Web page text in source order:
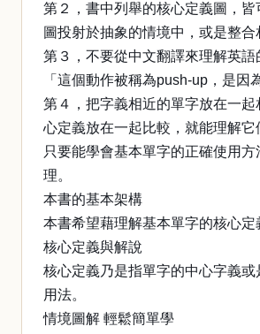
第２，書中列舉的核心定義圖，
圖投射於抽象的情境中，或是整
第３，不要從中文翻譯來理解英
「這個動作被稱為push-up，是
第４，把字義相近的單字放在一
心定義放在一起比較，就能理解它
只要能學會基本單字的正確使用
理。
本書的基本架構
本書希望藉理解基本單字的核心
核心定義與解說
核心定義乃是指單字的中心字義
用法。
情境圖解 輕鬆簡單學